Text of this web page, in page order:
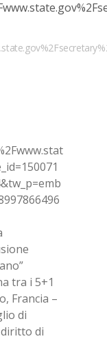
tra i 5+1
Francia –
di
diritto di